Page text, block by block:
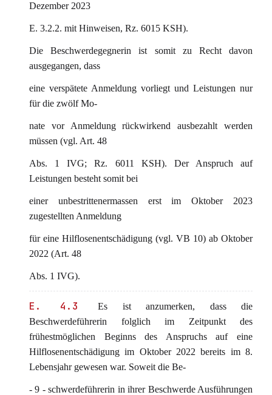
Dezember 2023
E. 3.2.2. mit Hinweisen, Rz. 6015 KSH).
Die Beschwerdegegnerin ist somit zu Recht davon
ausgegangen, dass
eine verspätete Anmeldung vorliegt und Leistungen nur
für die zwölf Mo-
nate vor Anmeldung rückwirkend ausbezahlt werden
müssen (vgl. Art. 48
Abs. 1 IVG; Rz. 6011 KSH). Der Anspruch auf
Leistungen besteht somit bei
einer unbestrittenermassen erst im Oktober 2023
zugestellten Anmeldung
für eine Hilflosenentschädigung (vgl. VB 10) ab Oktober
2022 (Art. 48
Abs. 1 IVG).
E. 4.3
Es ist anzumerken, dass die
Beschwerdeführerin folglich im Zeitpunkt des
frühestmöglichen Beginns des Anspruchs auf eine
Hilflosenentschädigung im Oktober 2022 bereits im 8.
Lebensjahr gewesen war. Soweit die Be-
- 9 - schwerdeführerin in ihrer Beschwerde Ausführungen